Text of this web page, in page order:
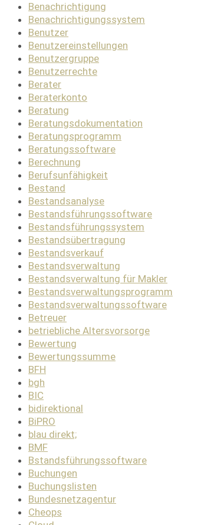
Benachrichtigung
Benachrichtigungssystem
Benutzer
Benutzereinstellungen
Benutzergruppe
Benutzerrechte
Berater
Beraterkonto
Beratung
Beratungsdokumentation
Beratungsprogramm
Beratungssoftware
Berechnung
Berufsunfähigkeit
Bestand
Bestandsanalyse
Bestandsführungssoftware
Bestandsführungssystem
Bestandsübertragung
Bestandsverkauf
Bestandsverwaltung
Bestandsverwaltung für Makler
Bestandsverwaltungsprogramm
Bestandsverwaltungssoftware
Betreuer
betriebliche Altersvorsorge
Bewertung
Bewertungssumme
BFH
bgh
BIC
bidirektional
BiPRO
blau direkt;
BMF
Bstandsführungssoftware
Buchungen
Buchungslisten
Bundesnetzagentur
Cheops